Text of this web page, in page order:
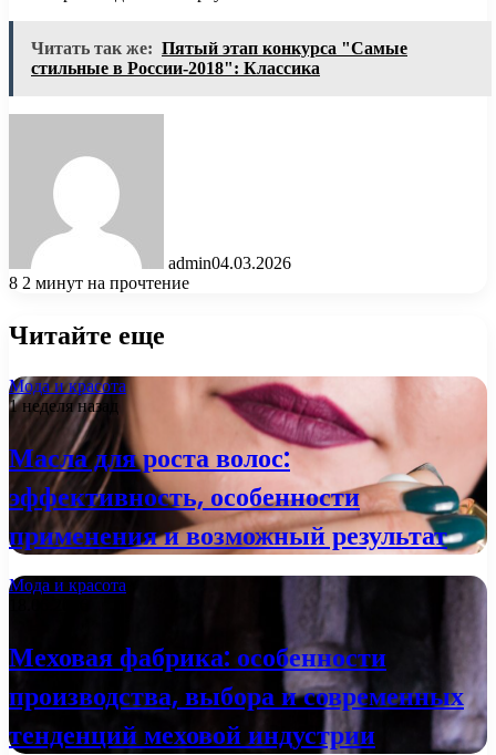
Читать так же: Пятый этап конкурса "Самые
стильные в России-2018": Классика
admin04.03.2026
8 2 минут на прочтение
Читайте еще
Мода и красота
1 неделя назад
Масла для роста волос:
эффективность, особенности
применения и возможный результат
Мода и красота
Меховая фабрика: особенности
производства, выбора и современных
тенденций меховой индустрии